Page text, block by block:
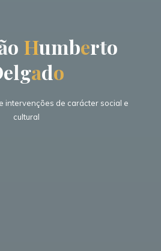
o Humberto
elgado
intervenções de carácter social e
cultural